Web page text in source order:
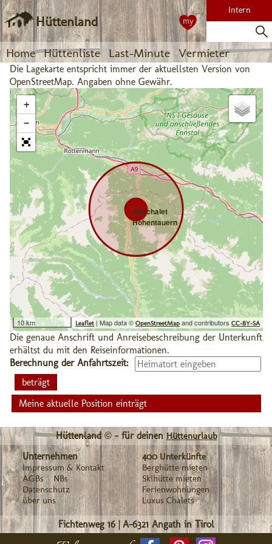
Hüttenland
Home Hüttenliste Last-Minute Vermieter
Intern
my
Die Lagekarte entspricht immer der aktuellsten Version von
OpenStreetMap. Angaben ohne Gewähr.
Almchalet
Hohentauern
+
−
10 km Leaflet | Map data © OpenStreetMap and contributors CC-BY-SA
Die genaue Anschrift und Anreisebeschreibung der Unterkunft
erhältst du mit den Reiseinformationen.
Berechnung der Anfahrtszeit:
Meine aktuelle Position einträgt
Hüttenland © - für deinen Hüttenurlaub
Unternehmen
Impressum & Kontakt
AGBs
NBs
Datenschutz
über uns
400 Unterkünfte
Berghütte mieten
Skihütte mieten
Ferienwohnungen
Luxus Chalets
Fichtenweg 16|A-6321 Angath in Tirol